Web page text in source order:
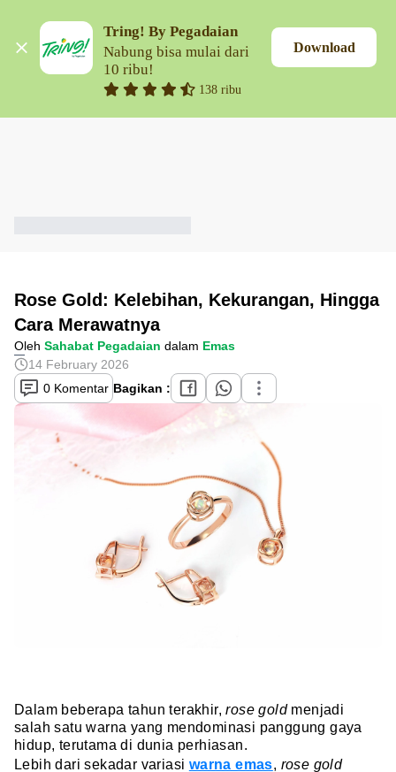
Tring! By Pegadaian
Nabung bisa mulai dari
10 ribu!
138 ribu
Download
Rose Gold: Kelebihan, Kekurangan, Hingga
Cara Merawatnya
Oleh Sahabat Pegadaian dalam Emas
14 February 2026
0 Komentar Bagikan :
Dalam beberapa tahun terakhir,rose goldmenjadi
salah satu warna yang mendominasi panggung gaya
hidup, terutama di dunia perhiasan.
Lebih dari sekadar variasi warna emas, rose gold